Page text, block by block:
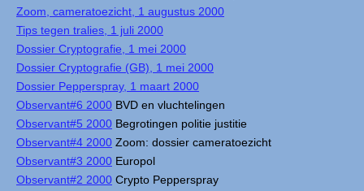
Zoom, cameratoezicht, 1 augustus 2000
Tips tegen tralies, 1 juli 2000
Dossier Cryptografie, 1 mei 2000
Dossier Cryptografie (GB), 1 mei 2000
Dossier Pepperspray, 1 maart 2000
Observant#6 2000 BVD en vluchtelingen
Observant#5 2000 Begrotingen politie justitie
Observant#4 2000 Zoom: dossier cameratoezicht
Observant#3 2000 Europol
Observant#2 2000 Crypto Pepperspray